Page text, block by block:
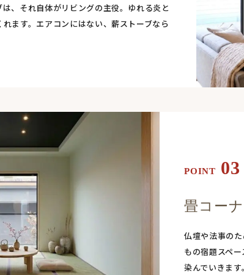
、それ自体がリビングの主役。ゆれる炎と
ます。エアコンにはない、薪ストーブなら
POINT 03
畳コー
仏壇や法事の
もの宿題スペ
染んでいきます。